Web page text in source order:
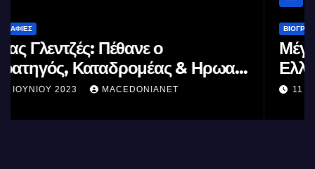
ΒΙΟΓΡΑΦΊΕΣ
Μέγας Αλέξανδρος: Ο μέγιστος των
Ελλήνων
11 ΙΟΥΝΊΟΥ 2023 MACEDONIANET